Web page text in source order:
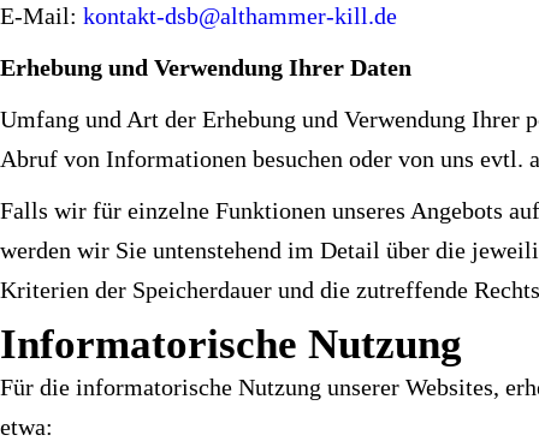
E-Mail: kontakt-dsb@althammer-kill.de
Erhebung und Verwendung Ihrer Daten
Umfang und Art der Erhebung und Verwendung Ihrer
Abruf von Informationen besuchen oder von uns evtl.
Falls wir für einzelne Funktionen unseres Angebots
werden wir Sie untenstehend im Detail über die
Kriterien der Speicherdauer und die zutreffende
Informatorische Nutzung
Für die informatorische Nutzung unserer Websites,
etwa: